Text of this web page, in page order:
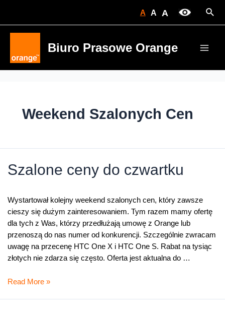
A A A
Biuro Prasowe Orange
Weekend Szalonych Cen
Szalone ceny do czwartku
Wystartował kolejny weekend szalonych cen, który zawsze
cieszy się dużym zainteresowaniem. Tym razem mamy ofertę
dla tych z Was, którzy przedłużają umowę z Orange lub
przenoszą do nas numer od konkurencji. Szczególnie zwracam
uwagę na przecenę HTC One X i HTC One S. Rabat na tysiąc
złotych nie zdarza się często. Oferta jest aktualna do …
Szalone
Read More »